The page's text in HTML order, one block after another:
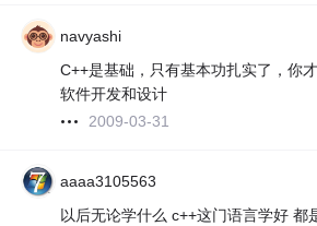
navyashi
C++是基础，只有基本功扎实了，你
软件开发和设计
2009-03-31
aaaa3105563
以后无论学什么 c++这门语言学好 都